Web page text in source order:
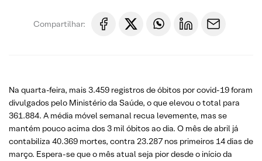
Compartilhar:
Na quarta-feira, mais 3.459 registros de óbitos por covid-19 foram
divulgados pelo Ministério da Saúde, o que elevou o total para
361.884. A média móvel semanal recua levemente, mas se
mantém pouco acima dos 3 mil óbitos ao dia. O mês de abril já
contabiliza 40.369 mortes, contra 23.287 nos primeiros 14 dias de
março. Espera-se que o mês atual seja pior desde o início da